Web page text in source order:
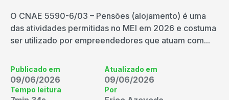
O CNAE 5590-6/03 – Pensões (alojamento) é uma
das atividades permitidas no MEI em 2026 e costuma
ser utilizado por empreendedores que atuam com...
Publicado em
09/06/2026
Atualizado em
09/06/2026
Tempo leitura Por